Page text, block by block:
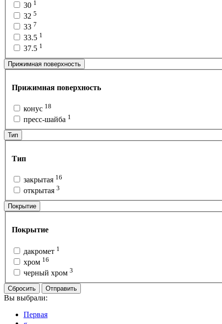
30 1
32 5
33 7
33.5 1
37.5 1
Прижимная поверхность
Прижимная поверхность
конус 18
пресс-шайба 1
Тип
Тип
закрытая 16
открытая 3
Покрытие
Покрытие
дакромет 1
хром 16
черный хром 3
Сбросить Отправить
Вы выбрали:
Первая